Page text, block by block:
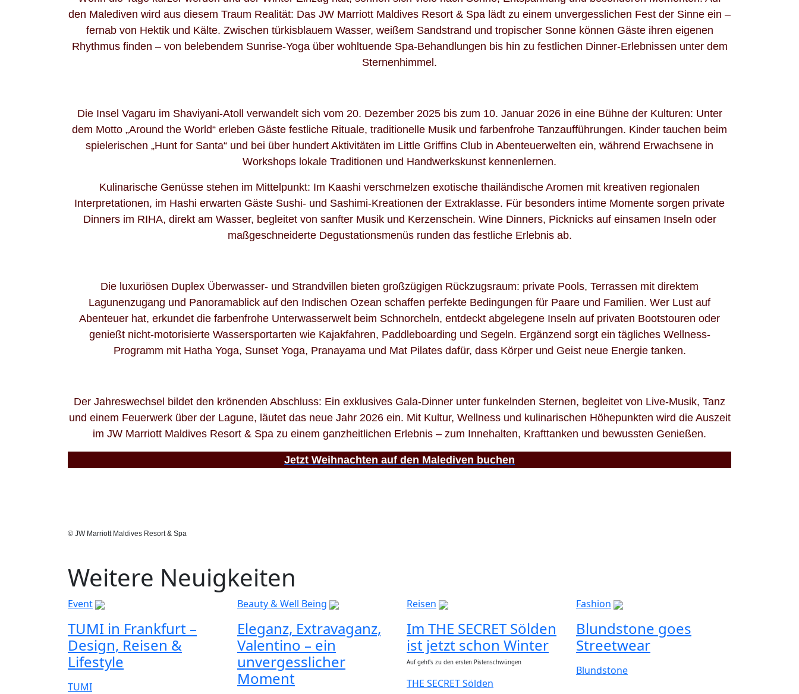
den Malediven wird aus diesem Traum Realität: Das JW Marriott Maldives Resort & Spa lädt zu einem unvergesslichen Fest der Sinne ein –
fernab von Hektik und Kälte. Zwischen türkisblauem Wasser, weißem Sandstrand und tropischer Sonne können Gäste ihren eigenen
Rhythmus finden – von belebendem Sunrise-Yoga über wohltuende Spa-Behandlungen bis hin zu festlichen Dinner-Erlebnissen unter dem
Sternenhimmel.
Die Insel Vagaru im Shaviyani-Atoll verwandelt sich vom 20. Dezember 2025 bis zum 10. Januar 2026 in eine Bühne der Kulturen: Unter
dem Motto „Around the World“ erleben Gäste festliche Rituale, traditionelle Musik und farbenfrohe Tanzaufführungen. Kinder tauchen beim
spielerischen „Hunt for Santa“ und bei über hundert Aktivitäten im Little Griffins Club in Abenteuerwelten ein, während Erwachsene in
Workshops lokale Traditionen und Handwerkskunst kennenlernen.
Kulinarische Genüsse stehen im Mittelpunkt: Im Kaashi verschmelzen exotische thailändische Aromen mit kreativen regionalen
Interpretationen, im Hashi erwarten Gäste Sushi- und Sashimi-Kreationen der Extraklasse. Für besonders intime Momente sorgen private
Dinners im RIHA, direkt am Wasser, begleitet von sanfter Musik und Kerzenschein. Wine Dinners, Picknicks auf einsamen Inseln oder
maßgeschneiderte Degustationsmenüs runden das festliche Erlebnis ab.
Die luxuriösen Duplex Überwasser- und Strandvillen bieten großzügigen Rückzugsraum: private Pools, Terrassen mit direktem
Lagunenzugang und Panoramablick auf den Indischen Ozean schaffen perfekte Bedingungen für Paare und Familien. Wer Lust auf
Abenteuer hat, erkundet die farbenfrohe Unterwasserwelt beim Schnorcheln, entdeckt abgelegene Inseln auf privaten Bootstouren oder
genießt nicht-motorisierte Wassersportarten wie Kajakfahren, Paddleboarding und Segeln. Ergänzend sorgt ein tägliches Wellness-
Programm mit Hatha Yoga, Sunset Yoga, Pranayama und Mat Pilates dafür, dass Körper und Geist neue Energie tanken.
Der Jahreswechsel bildet den krönenden Abschluss: Ein exklusives Gala-Dinner unter funkelnden Sternen, begleitet von Live-Musik, Tanz
und einem Feuerwerk über der Lagune, läutet das neue Jahr 2026 ein. Mit Kultur, Wellness und kulinarischen Höhepunkten wird die Auszeit
im JW Marriott Maldives Resort & Spa zu einem ganzheitlichen Erlebnis – zum Innehalten, Krafttanken und bewussten Genießen.
Jetzt Weihnachten auf den Malediven buchen
© JW Marriott Maldives Resort & Spa
Weitere Neuigkeiten
Event
TUMI in Frankfurt –
Design, Reisen &
Lifestyle
TUMI
Beauty & Well Being
Eleganz, Extravaganz,
Valentino – ein
unvergesslicher
Moment
Reisen
Im THE SECRET Sölden
ist jetzt schon Winter
Auf geht's zu den ersten Pistenschwüngen
THE SECRET Sölden
Fashion
Blundstone goes
Streetwear
Blundstone